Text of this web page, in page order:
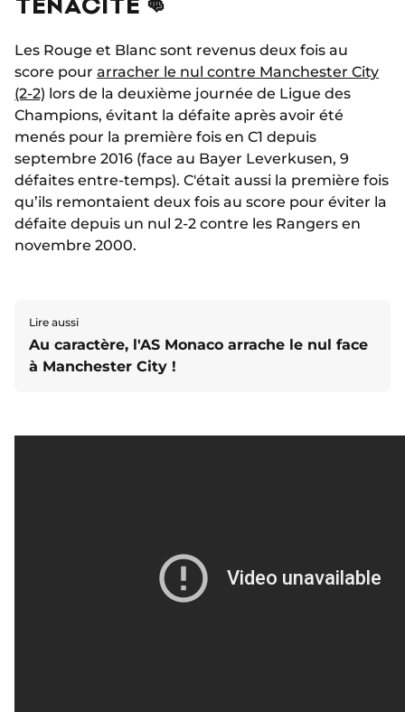
Les Rouge et Blanc sont revenus deux fois au
score pour arracher le nul contre Manchester City
(2-2) lors de la deuxième journée de Ligue des
Champions, évitant la défaite après avoir été
menés pour la première fois en C1 depuis
septembre 2016 (face au Bayer Leverkusen, 9
défaites entre-temps). C'était aussi la première fois
qu’ils remontaient deux fois au score pour éviter la
défaite depuis un nul 2-2 contre les Rangers en
novembre 2000.
Lire aussi
Au caractère, l'AS Monaco arrache le nul face
à Manchester City !